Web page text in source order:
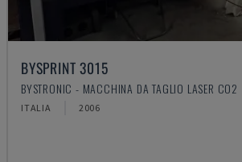
BYSPRINT 3015
BYSTRONIC - MACCHINA DA TAGLIO LASER CO2
ITALIA 2006